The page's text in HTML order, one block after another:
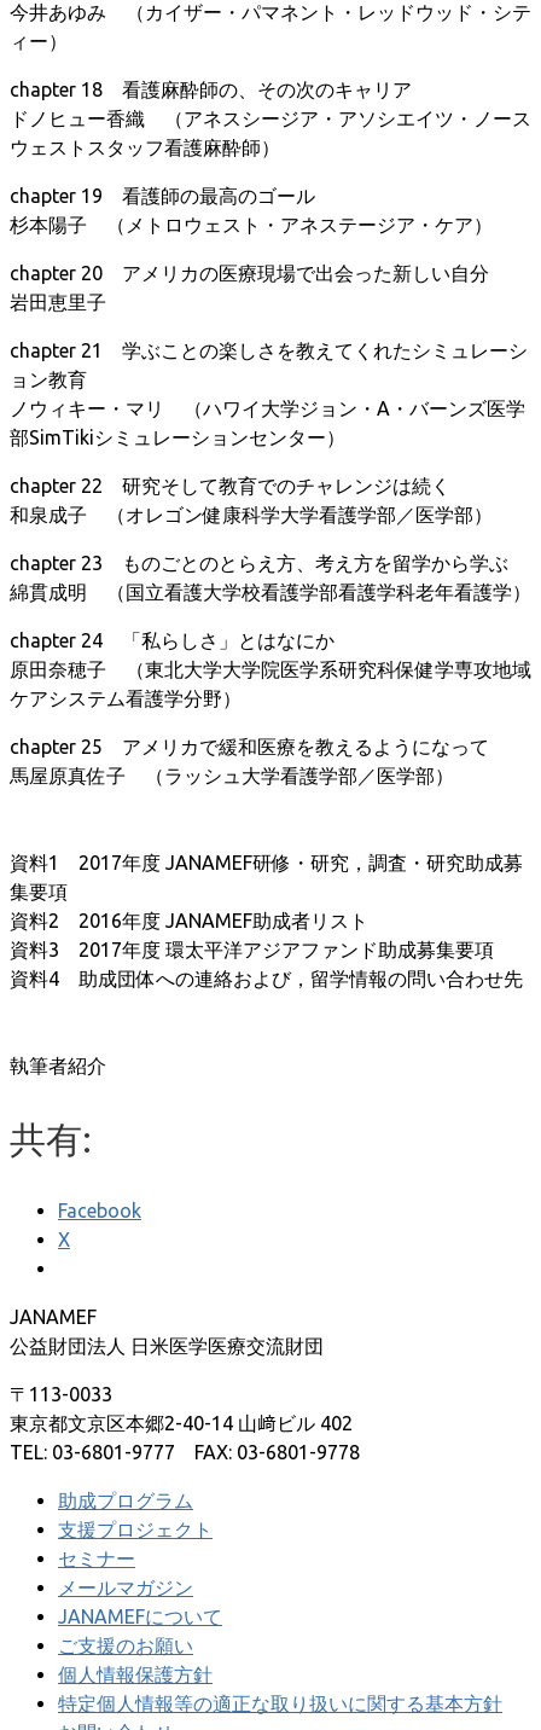
今井あゆみ （カイザー・パマネント・レッドウッド・シテ
ィー）
chapter 18 看護麻酔師の、その次のキャリア
ドノヒュー香織 （アネスシージア・アソシエイツ・ノース
ウェストスタッフ看護麻酔師）
chapter 19 看護師の最高のゴール
杉本陽子 （メトロウェスト・アネステージア・ケア）
chapter 20 アメリカの医療現場で出会った新しい自分
岩田恵里子
chapter 21 学ぶことの楽しさを教えてくれたシミュレーシ
ョン教育
ノウィキー・マリ （ハワイ大学ジョン・A・バーンズ医学
部SimTikiシミュレーションセンター）
chapter 22 研究そして教育でのチャレンジは続く
和泉成子 （オレゴン健康科学大学看護学部／医学部）
chapter 23 ものごとのとらえ方、考え方を留学から学ぶ
綿貫成明 （国立看護大学校看護学部看護学科老年看護学）
chapter 24 「私らしさ」とはなにか
原田奈穂子 （東北大学大学院医学系研究科保健学専攻地域
ケアシステム看護学分野）
chapter 25 アメリカで緩和医療を教えるようになって
馬屋原真佐子 （ラッシュ大学看護学部／医学部）
資料1 2017年度 JANAMEF研修・研究，調査・研究助成募
集要項
資料2 2016年度 JANAMEF助成者リスト
資料3 2017年度 環太平洋アジアファンド助成募集要項
資料4 助成団体への連絡および，留学情報の問い合わせ先
執筆者紹介
共有:
Facebook
X
JANAMEF
公益財団法人 日米医学医療交流財団
〒113-0033
東京都文京区本郷2-40-14 山﨑ビル 402
TEL: 03-6801-9777 FAX: 03-6801-9778
助成プログラム
支援プロジェクト
セミナー
メールマガジン
JANAMEFについて
ご支援のお願い
個人情報保護方針
特定個人情報等の適正な取り扱いに関する基本方針